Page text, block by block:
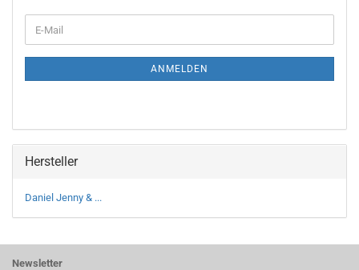
ZUR
E-
Mail
ANMELDEN
Hersteller
Daniel Jenny & ...
Newsletter